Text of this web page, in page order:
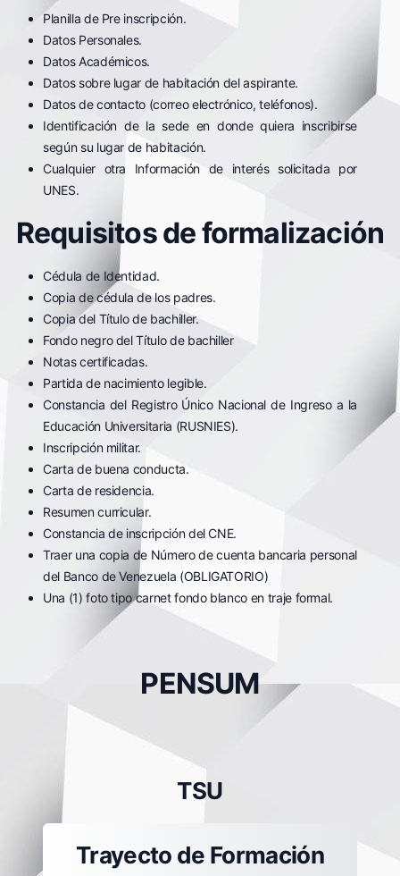
Planilla de Pre inscripción.
Datos Personales.
Datos Académicos.
Datos sobre lugar de habitación del aspirante.
Datos de contacto (correo electrónico, teléfonos).
Identificación de la sede en donde quiera inscribirse
según su lugar de habitación.
Cualquier otra Información de interés solicitada por
UNES.
Requisitos de formalización
Cédula de Identidad.
Copia de cédula de los padres.
Copia del Título de bachiller.
Fondo negro del Título de bachiller
Notas certificadas.
Partida de nacimiento legible.
Constancia del Registro Único Nacional de Ingreso a la
Educación Universitaria (RUSNIES).
Inscripción militar.
Carta de buena conducta.
Carta de residencia.
Resumen curricular.
Constancia de inscripción del CNE.
Traer una copia de Número de cuenta bancaria personal
del Banco de Venezuela (OBLIGATORIO)
Una (1) foto tipo carnet fondo blanco en traje formal.
PENSUM
TSU
Trayecto de Formación